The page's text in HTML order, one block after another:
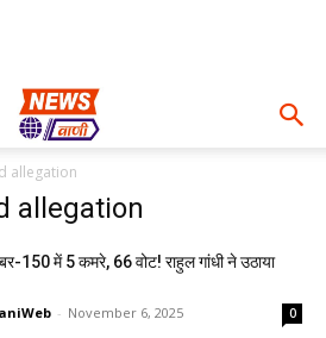
allegation
allegation
150 में 5 कमरे, 66 वोट! राहुल गांधी ने उठाया
- November 6, 2025 0